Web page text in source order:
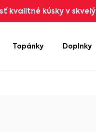
kvalitné kúsky v
Topánky Doplnky